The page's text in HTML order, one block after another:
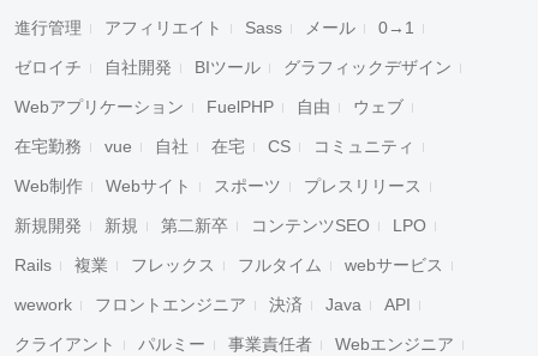
進行管理 アフィリエイト Sass メール 0→1
ゼロイチ 自社開発 BIツール グラフィックデザイン
Webアプリケーション FuelPHP 自由 ウェブ
在宅勤務 vue 自社 在宅 CS コミュニティ
Web制作 Webサイト スポーツ プレスリリース
新規開発 新規 第二新卒 コンテンツSEO LPO
Rails 複業 フレックス フルタイム webサービス
wework フロントエンジニア 決済 Java API
クライアント パルミー 事業責任者 Webエンジニア